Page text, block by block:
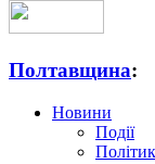
Полтавщина:
Новини
Події